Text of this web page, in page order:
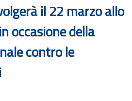
il 22 marzo allo
occasione della
contro le